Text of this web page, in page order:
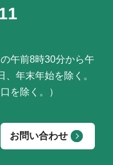
午前8時30分から午
、年末年始を除く。
を除く。）
お問い合わせ